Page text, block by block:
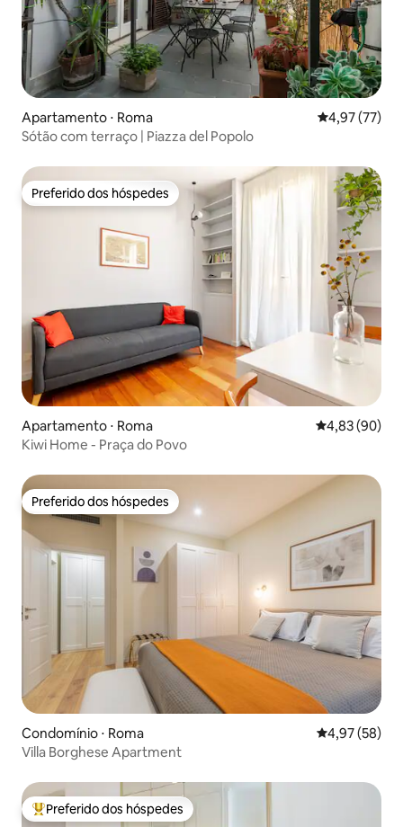
Apartamento ⋅ Roma 4,97 de uma
4,97 (77)
Sótão com terraço | Piazza del Popolo
Preferido dos hóspedes
Preferido dos hóspedes
Apartamento ⋅ Roma 4,83 de uma
4,83 (90)
Kiwi Home - Praça do Povo
Preferido dos hóspedes
Preferido dos hóspedes
Condomínio ⋅ Roma 4,97 de uma
4,97 (58)
Villa Borghese Apartment
Entre os melhores preferidos dos hóspedes
Preferido dos hóspedes